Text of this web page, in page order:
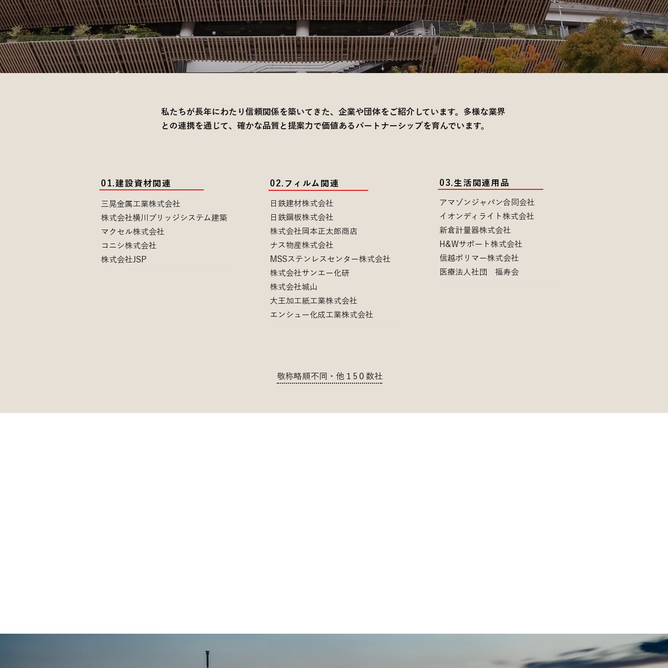
私たちが長年にわたり信頼関係を築いてきた、企業や団体をご紹介しています。多様な業界
との連携を通じて、確かな品質と提案力で価値あるパートナーシップを育んでいます。
01.建設資材関連
三晃金属工業株式会社
株式会社横川ブリッジシステム建築
マクセル株式会社
コニシ株式会社
株式会社JSP​
​02.フィルム関連
日鉄建材株式会社
日鉄鋼板株式会社
株式会社岡本正太郎商店
ナス物産株式会社
MSSステンレスセンター株式会社
株式会社サンエー化研
株式会社城山
大王加工紙工業株式会社
エンシュー化成工業株式会社
​03.生活関連用品
アマゾンジャパン合同会社
イオンディライト株式会社
新倉計量器株式会社
H&Wサポート株式会社
信越ポリマー株式会社​
​医療法人社団 福寿会
敬称略順不同・他１5０数社